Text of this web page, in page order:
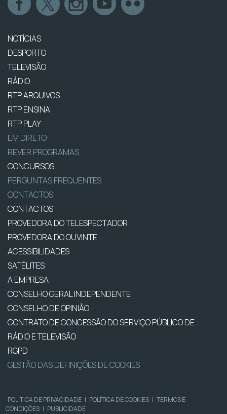
NOTÍCIAS
DESPORTO
TELEVISÃO
RÁDIO
RTP ARQUIVOS
RTP ENSINA
RTP PLAY
EM DIRETO
REVER PROGRAMAS
CONCURSOS
PERGUNTAS FREQUENTES
CONTACTOS
CONTACTOS
PROVEDORA DO TELESPECTADOR
PROVEDORA DO OUVINTE
ACESSIBILIDADES
SATÉLITES
A EMPRESA
CONSELHO GERAL INDEPENDENTE
CONSELHO DE OPINIÃO
CONTRATO DE CONCESSÃO DO SERVIÇO PÚBLICO DE
RÁDIO E TELEVISÃO
RGPD
GESTÃO DAS DEFINIÇÕES DE COOKIES
POLÍTICA DE PRIVACIDADE | POLÍTICA DE COOKIES | TERMOS E
CONDIÇÕES | PUBLICIDADE